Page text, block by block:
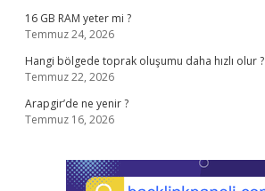
16 GB RAM yeter mi ?
Temmuz 24, 2026
Hangi bölgede toprak oluşumu daha hızlı olur ?
Temmuz 22, 2026
Arapgir’de ne yenir ?
Temmuz 16, 2026